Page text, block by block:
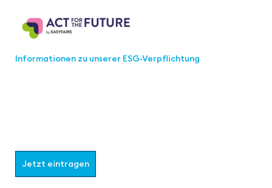
Informationen zu unserer ESG-Verpflichtung
Jetzt eintragen